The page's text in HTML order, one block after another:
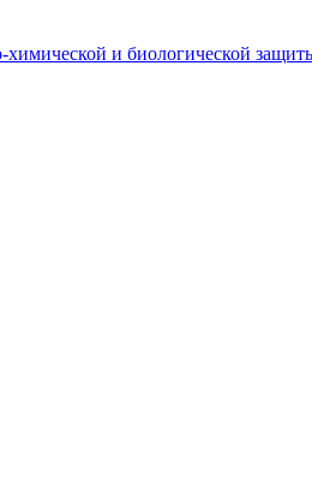
и биологической